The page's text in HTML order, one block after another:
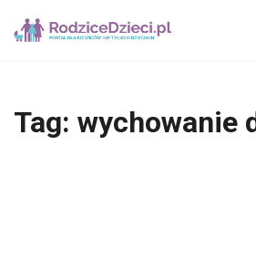
Tag: wychowanie